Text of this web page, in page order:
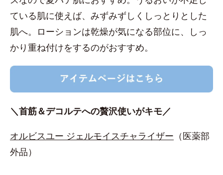
ている肌に使えば、みずみずしくしっとりとした
肌へ。ローションは乾燥が気になる部位に、しっ
かり重ね付けをするのがおすすめ。
＼首筋＆デコルテへの贅沢使いがキモ／
オルビスユー ジェルモイスチャライザー （医薬部
外品）